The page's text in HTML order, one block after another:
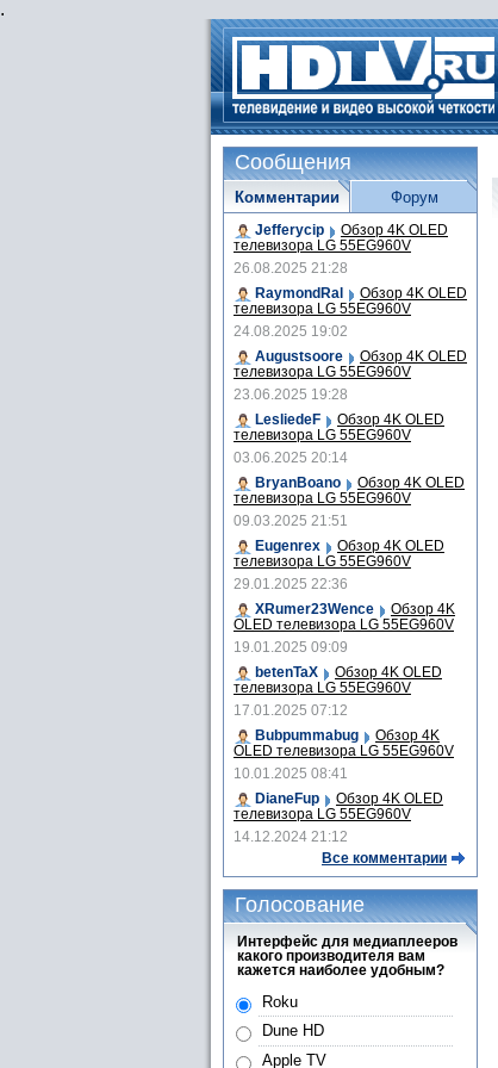
.
Сообщения
Комментарии
Jefferycip Обзор 4K OLED
телевизора LG 55EG960V
26.08.2025 21:28
RaymondRal
Обзор 4K OLED
телевизора LG 55EG960V
24.08.2025 19:02
Augustsoore
Обзор 4K OLED
телевизора LG 55EG960V
23.06.2025 19:28
LesliedeF
Обзор 4K OLED
телевизора LG 55EG960V
03.06.2025 20:14
BryanBoano
Обзор 4K OLED
телевизора LG 55EG960V
09.03.2025 21:51
Eugenrex
Обзор 4K OLED
телевизора LG 55EG960V
29.01.2025 22:36
XRumer23Wence
Обзор 4K
OLED телевизора LG 55EG960V
19.01.2025 09:09
betenTaX
Обзор 4K OLED
телевизора LG 55EG960V
17.01.2025 07:12
Bubpummabug
Обзор 4K
OLED телевизора LG 55EG960V
10.01.2025 08:41
DianeFup
Обзор 4K OLED
телевизора LG 55EG960V
14.12.2024 21:12
Все комментарии
Форум
Голосование
Интерфейс для медиаплееров
какого производителя вам
кажется наиболее удобным?
Roku
Dune HD
Apple TV